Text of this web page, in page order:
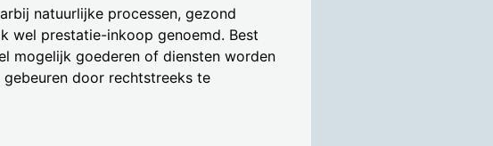
natuurlijke processen, gezond
wel prestatie-inkoop genoemd. Best
mogelijk goederen of diensten worden
door rechtstreeks te